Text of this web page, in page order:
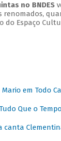
no BNDES
do Espaço
Mario em Todo
Tudo Que o
canta